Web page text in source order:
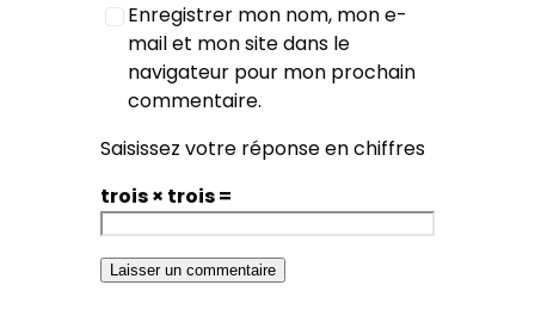
Enregistrer mon nom, mon e-
mail et mon site dans le
navigateur pour mon prochain
commentaire.
Saisissez votre réponse en chiffres
trois × trois =